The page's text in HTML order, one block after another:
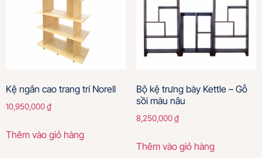
Kệ ngắn cao trang trí Norell
10,950,000₫
Thêm vào giỏ hàng
Bộ kệ trưng bày Kettle – Gỗ
sồi màu nâu
8,250,000₫
Thêm vào giỏ hàng